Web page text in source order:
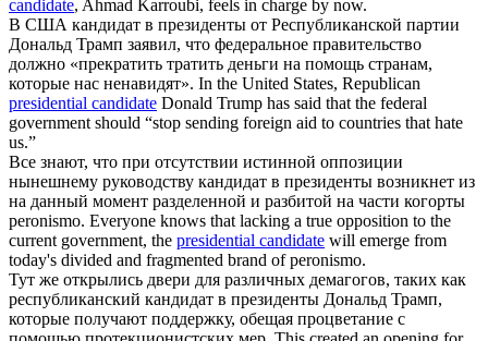
candidate, Ahmad Karroubi, feels in charge by now.
В США кандидат в президенты от Республиканской партии
Дональд Трамп заявил, что федеральное правительство
должно «прекратить тратить деньги на помощь странам,
которые нас ненавидят». In the United States, Republican
presidential candidate Donald Trump has said that the federal
government should “stop sending foreign aid to countries that hate
us.”
Все знают, что при отсутствии истинной оппозиции
нынешнему руководству кандидат в президенты возникнет из
на данный момент разделенной и разбитой на части когорты
peronismo. Everyone knows that lacking a true opposition to the
current government, the presidential candidate will emerge from
today's divided and fragmented brand of peronismo.
Тут же открылись двери для различных демагогов, таких как
республиканский кандидат в президенты Дональд Трамп,
которые получают поддержку, обещая процветание с